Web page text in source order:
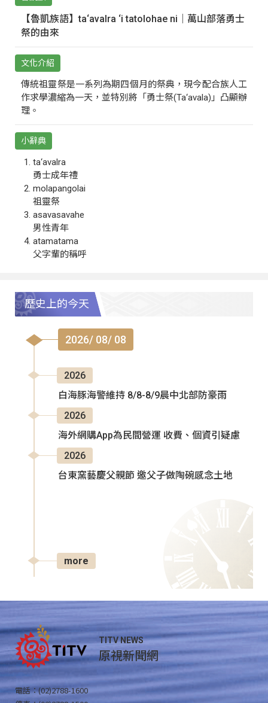
【魯凱族語】ta‘avalra ‘i tatolohae ni｜萬山部落勇士
祭的由來
文化介紹
傳統祖靈祭是一系列為期四個月的祭典，現今配合族人工
作求學濃縮為一天，並特別將「勇士祭(Ta‘avala)」凸顯辦
理。
小辭典
ta‘avalra
勇士成年禮
molapangolai
祖靈祭
asavasavahe
男性青年
atamatama
父字輩的稱呼
歷史上的今天
2026/ 08/ 08
2026
白海豚海警維持 8/8-8/9晨中北部防豪雨
2026
海外網購App為民間營運 收費、個資引疑慮
2026
台東窯藝慶父親節 邀父子做陶碗感念土地
more
TITV NEWS
原視新聞網
電話：(02)2788-1600